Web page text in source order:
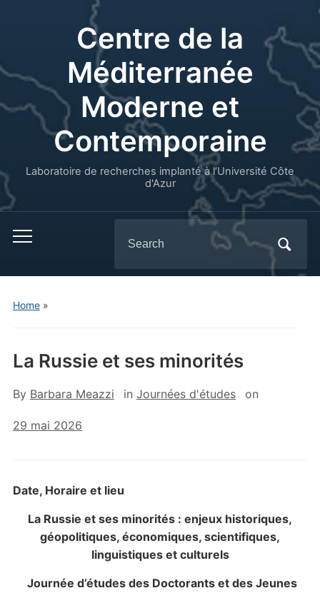
Centre de la
Méditerranée
Moderne et
Contemporaine
Laboratoire de recherches implanté à l’Université Côte
d'Azur
for:
Home»
La Russie et ses minorités
By Barbara Meazzi in Journées d'études on
29 mai 2026
Date, Horaire et lieu
La Russie et ses minorités : enjeux historiques,
géopolitiques, économiques, scientifiques,
linguistiques et culturels
Journée d’études des Doctorants et des Jeunes